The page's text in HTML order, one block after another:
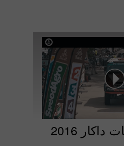
2016